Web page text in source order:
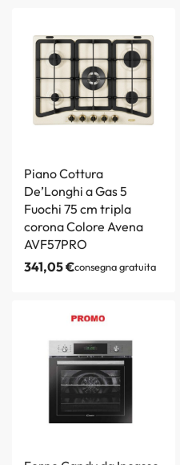
Piano Cottura
De’Longhi a Gas 5
Fuochi 75 cm tripla
corona Colore Avena
AVF57PRO
341,05€consegna gratuita